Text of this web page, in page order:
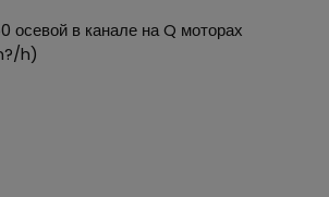
осевой в канале на Q моторах
h)